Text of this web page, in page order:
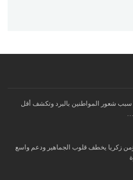
سبب شعور المواطنين بالبرد وتكشف أقل
زكريا يخطف قلوب الجماهير ودعم واسع